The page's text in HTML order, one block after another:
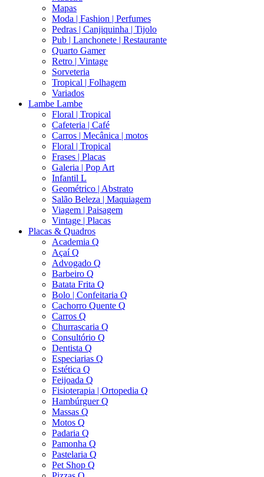
Mapas
Moda | Fashion | Perfumes
Pedras | Canjiquinha | Tijolo
Pub | Lanchonete | Restaurante
Quarto Gamer
Retro | Vintage
Sorveteria
Tropical | Folhagem
Variados
Lambe Lambe
Floral | Tropical
Cafeteria | Café
Carros | Mecânica | motos
Floral | Tropical
Frases | Placas
Galeria | Pop Art
Infantil L
Geométrico | Abstrato
Salão Beleza | Maquiagem
Viagem | Paisagem
Vintage | Placas
Placas & Quadros
Academia Q
Açaí Q
Advogado Q
Barbeiro Q
Batata Frita Q
Bolo | Confeitaria Q
Cachorro Quente Q
Carros Q
Churrascaria Q
Consultório Q
Dentista Q
Especiarias Q
Estética Q
Feijoada Q
Fisioterapia | Ortopedia Q
Hambúrguer Q
Massas Q
Motos Q
Padaria Q
Pamonha Q
Pastelaria Q
Pet Shop Q